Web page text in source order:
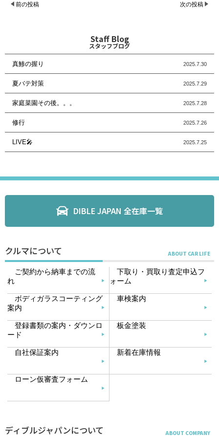
前の投稿 次の投稿
Staff Blog
スタッフブログ
真鯵の握り 2025.7.30
夏バテ対策 2025.7.29
家庭菜園その後。。。 2025.7.28
修行 2025.7.26
LIVE🎤 2025.7.25
DIBLE JAPAN 全在庫一覧
クルマについて
ご契約から納車までの流
れ
下取り・買取り査定申込フ
ォーム
ボディガラスコーティング
案内
車検案内
登録書類の案内・ダウンロ
ード
板金塗装
自社保証案内 新着在庫情報
ローン仮審査フォーム
ディブルジャパンについて